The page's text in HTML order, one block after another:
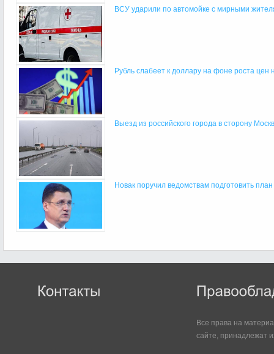
ВСУ ударили по автомойке с мирными
Рубль слабеет к доллару на фоне роста цен
Выезд из российского города в сторону
Новак поручил ведомствам подготовить
Все права на
сайте, принадлежат